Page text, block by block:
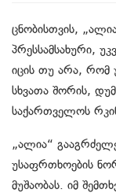
ცნობისთვის,
პრესსამსახური,
იცის თუ არა, რომ
სხვათა შორის,
საქართველოს
„ალია“
უსაფრთხოების
მუშაობას. იმ